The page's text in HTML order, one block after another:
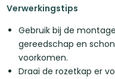
Verwerkingstips
Gebruik bij de
gereedschap en
voorkomen.
Draai de rozetkap er